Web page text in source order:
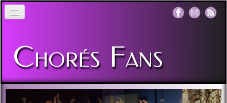
Spectacle
Planning - Tarif 2026-2027
Archive Video
Chorés Fans